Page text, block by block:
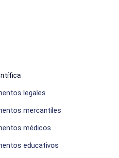
legales
mercantiles
médicos
educativos